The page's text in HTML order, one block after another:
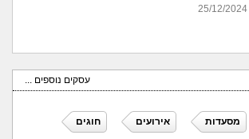
25/12/2024
עסקים נוספים ...
מסעדות אירועים חוגים